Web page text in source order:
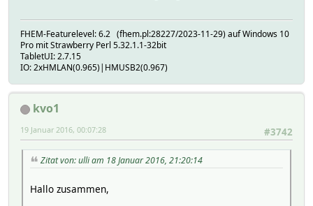
FHEM-Featurelevel: 6.2 (fhem.pl:28227/2023-11-29) auf Windows 10
Pro mit Strawberry Perl 5.32.1.1-32bit
TabletUI: 2.7.15
IO: 2xHMLAN(0.965)|HMUSB2(0.967)
kvo1
#3742
19 Januar 2016, 00:07:28
Zitat von: ulli am 18 Januar 2016, 21:20:14
Hallo zusammen,